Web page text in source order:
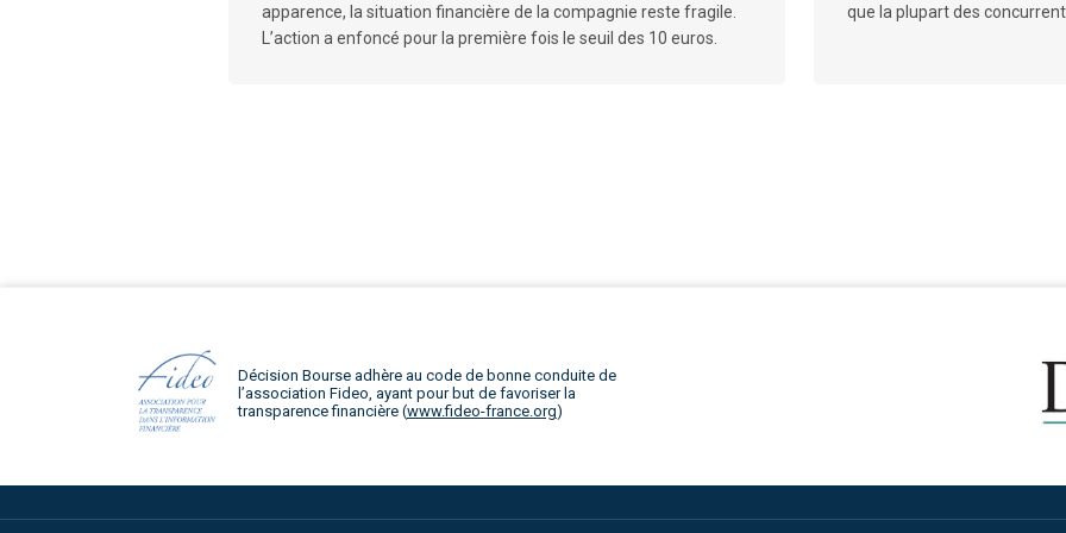
apparence, la situation financière de la compagnie reste fragile.
L’action a enfoncé pour la première fois le seuil des 10 euros.
que la plupart des
Décision Bourse adhère au code de bonne conduite de
l’association Fideo, ayant pour but de favoriser la
transparence financière (www.fideo-france.org)